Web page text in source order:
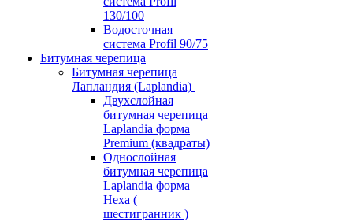
130/100
Водосточная
система Profil 90/75
Битумная черепица
Битумная черепица
Лапландия (Laplandia)
Двухслойная
битумная черепица
Laplandia форма
Premium (квадраты)
Однослойная
битумная черепица
Laplandia форма
Hexa (
шестигранник )